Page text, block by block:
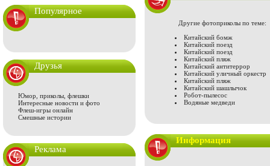
Популярное
Друзья
Юмор, приколы, флешки
Интересные новости и фото
Флеш-игры онлайн
Смешные истории
Реклама
Другие фотоприколы по теме:
Китайский бомж
Китайский поезд
Китайский поезд
Китайский пляж
Китайский антитеррор
Китайский уличный оркестр
Китайский пляж
Китайский шашлычок
Робот-пылесос
Водяные медведи
Информация